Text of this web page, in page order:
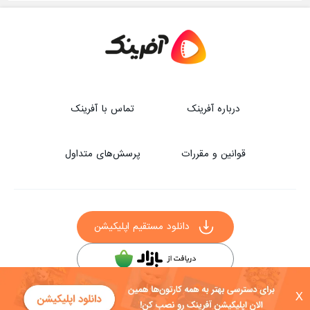
X
درباره آفرینک تماس با آفرینک
قوانین و مقررات پرسش‌های متداول
دانلود مستقیم اپلیکیشن
سایر راه‌های دانلود آفرینک